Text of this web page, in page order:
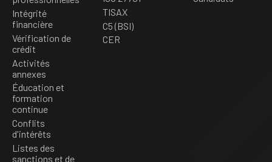
Intégrité
financière
Vérification de
crédit
Activités
annexes
Éducation et
formation
continue
Conflits
d'intérêts
Listes des
sanctions et de
TISAX
C5 (BSI)
CER